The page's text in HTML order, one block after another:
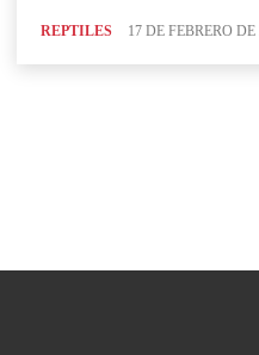
REPTILES 17 DE FEBRERO DE